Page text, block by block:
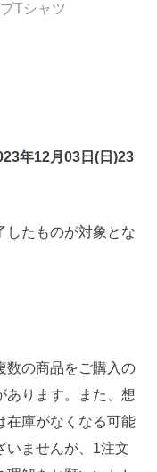
Tシャツ
年12月03日(日)23
たものが対象とな
数の商品をご購入の
あります。また、想
在庫がなくなる可能
いませんが、1注文